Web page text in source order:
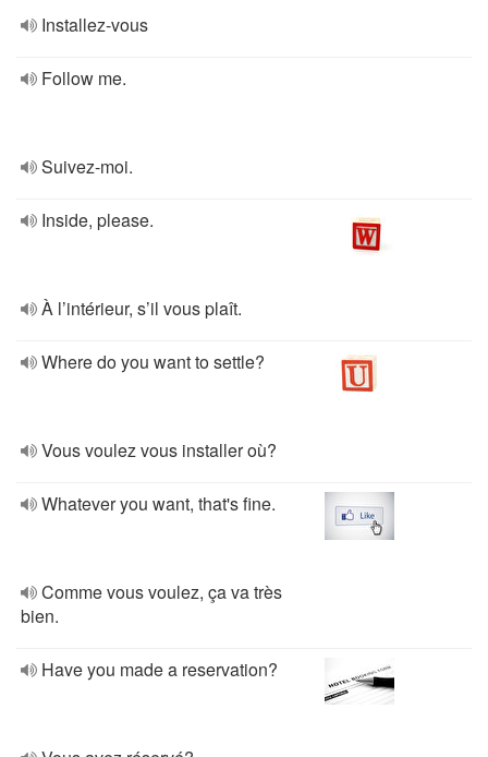
Installez-vous
Follow me.
Suivez-moi.
Inside, please.
À l’intérieur, s’il vous plaît.
Where do you want to settle?
Vous voulez vous installer où?
Whatever you want, that's fine.
Comme vous voulez, ça va très
bien.
Have you made a reservation?